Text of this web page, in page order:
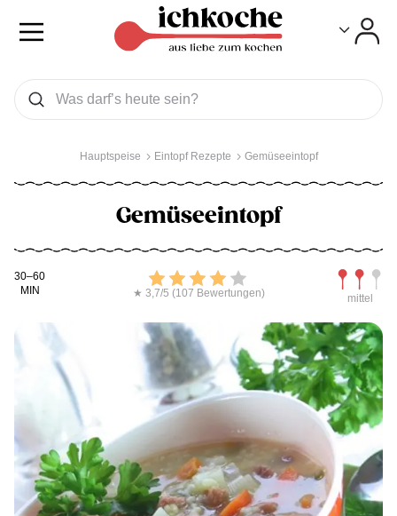
Was wollen Sie suchen
Suchen
Hauptspeise Eintopf Rezepte Gemüseeintopf
Gemüseeintopf
Kochdauer
30–60
MIN
Bewerten
★ 3,7/5 (107 Bewertungen) mittel